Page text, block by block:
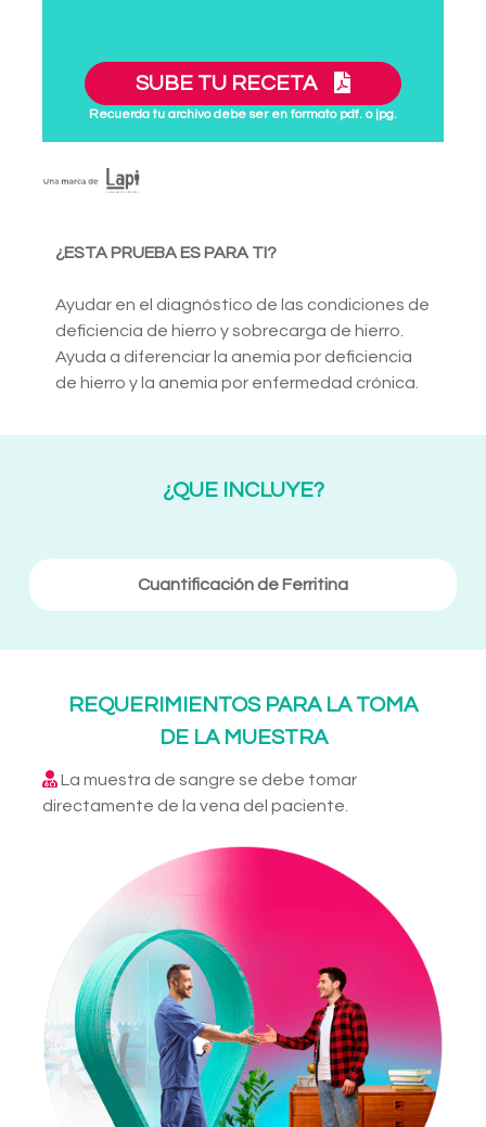
SUBE TU RECETA
Recuerda tu archivo debe ser en formato pdf. o jpg.
¿ESTA PRUEBA ES PARA TI?
Ayudar en el diagnóstico de las condiciones de
deficiencia de hierro y sobrecarga de hierro.
Ayuda a diferenciar la anemia por deficiencia
de hierro y la anemia por enfermedad crónica.
¿QUE INCLUYE?
Cuantificación de Ferritina
REQUERIMIENTOS PARA LA TOMA
DE LA MUESTRA
La muestra de sangre se debe tomar
directamente de la vena del paciente.